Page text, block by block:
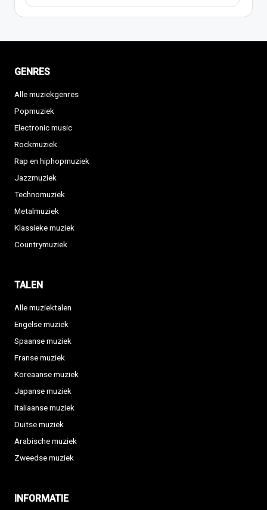
GENRES
Alle muziekgenres
Popmuziek
Electronic music
Rockmuziek
Rap en hiphopmuziek
Jazzmuziek
Technomuziek
Metalmuziek
Klassieke muziek
Countrymuziek
TALEN
Alle muziektalen
Engelse muziek
Spaanse muziek
Franse muziek
Koreaanse muziek
Japanse muziek
Italiaanse muziek
Duitse muziek
Arabische muziek
Zweedse muziek
INFORMATIE